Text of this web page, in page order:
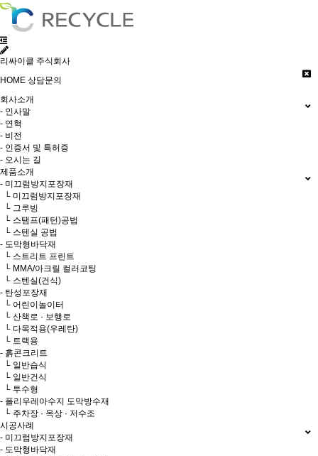
리싸이클 주식회사
HOME 상담문의
회사소개
- 인사말
- 연혁
- 비전
- 인증서 및 특허증
- 오시는 길
제품소개
- 미끄럼방지포장재
└ 미끄럼방지포장재
└ 그루빙
└ 스탬프(패턴)공법
└ 스텐실 공법
- 도막형바닥재
└ 스트리트 프린트
└ MMA/아크릴 컬러코팅
└ 스텐실(건식)
- 탄성포장재
└ 어린이놀이터
└ 산책로 · 보행로
└ 다목적용(우레탄)
└ 트랙용
- 흙콘크리트
└ 일반습식
└ 일반건식
└ 투수형
- 폴리우레아수지 도막방수재
└ 주차장 · 옥상 · 저수조
시공사례
- 미끄럼방지포장재
- 도막형바닥재